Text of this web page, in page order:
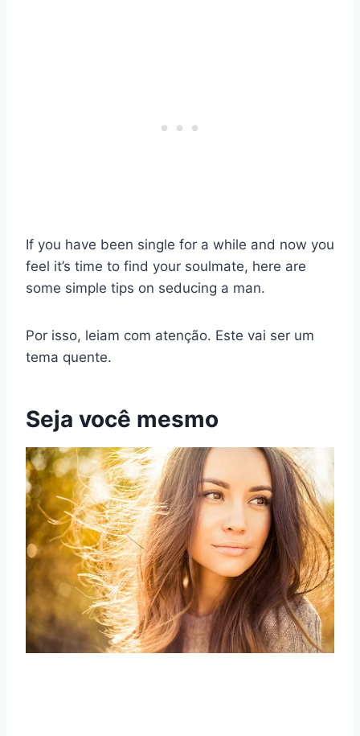
If you have been single for a while and now you
feel it’s time to find your soulmate, here are
some simple tips on seducing a man.
Por isso, leiam com atenção. Este vai ser um
tema quente.
Seja você mesmo